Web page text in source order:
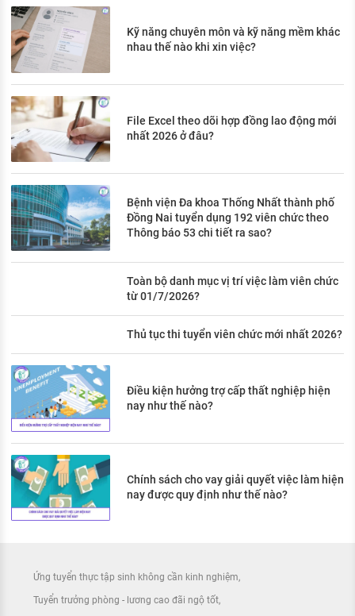
Kỹ năng chuyên môn và kỹ năng mềm khác
nhau thế nào khi xin việc?
File Excel theo dõi hợp đồng lao động mới
nhất 2026 ở đâu?
Bệnh viện Đa khoa Thống Nhất thành phố
Đồng Nai tuyển dụng 192 viên chức theo
Thông báo 53 chi tiết ra sao?
Toàn bộ danh mục vị trí việc làm viên chức
từ 01/7/2026?
Thủ tục thi tuyển viên chức mới nhất 2026?
Điều kiện hưởng trợ cấp thất nghiệp hiện
nay như thế nào?
Chính sách cho vay giải quyết việc làm hiện
nay được quy định như thế nào?
Ứng tuyển thực tập sinh không cần kinh nghiệm
Tuyển trưởng phòng - lương cao đãi ngộ tốt